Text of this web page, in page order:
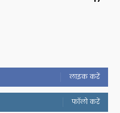
लाइक करें
फॉलो करें